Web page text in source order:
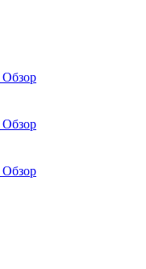
Обзор
Обзор
Обзор